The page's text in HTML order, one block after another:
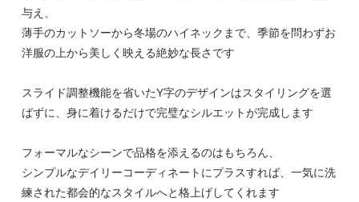
与え、
薄手のカットソーから冬場のハイネックまで、季節を問わずお
洋服の上から美しく映える絶妙な長さです
スライド調整機能を省いたY字のデザインはスタイリングを選
ばずに、身に着けるだけで完璧なシルエットが完成します
フォーマルなシーンで品格を添えるのはもちろん、
シンプルなデイリーコーディネートにプラスすれば、一気に洗
練された都会的なスタイルへと格上げしてくれます